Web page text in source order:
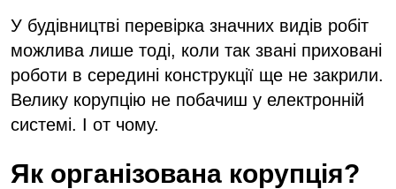
У будівництві перевірка значних видів робіт
можлива лише тоді, коли так звані приховані
роботи в середині конструкції ще не закрили.
Велику корупцію не побачиш у електронній
системі. І от чому.
Як організована корупція?